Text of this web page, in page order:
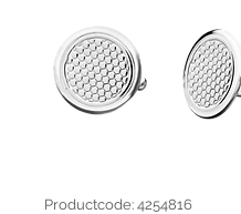
Productcode: 4254816